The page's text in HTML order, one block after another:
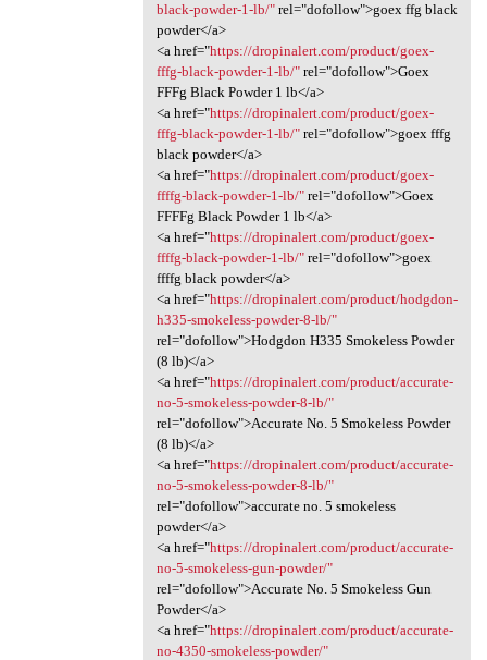
black-powder-1-lb/"rel="dofollow">goex ffg black
powder</a>
<a href="https://dropinalert.com/product/goex-
fffg-black-powder-1-lb/"rel="dofollow">Goex
FFFg Black Powder 1 lb</a>
<a href="https://dropinalert.com/product/goex-
fffg-black-powder-1-lb/"rel="dofollow">goex fffg
black powder</a>
<a href="https://dropinalert.com/product/goex-
ffffg-black-powder-1-lb/"rel="dofollow">Goex
FFFFg Black Powder 1 lb</a>
<a href="https://dropinalert.com/product/goex-
ffffg-black-powder-1-lb/"rel="dofollow">goex
ffffg black powder</a>
<a href="https://dropinalert.com/product/hodgdon-
h335-smokeless-powder-8-lb/"
rel="dofollow">Hodgdon H335 Smokeless Powder
(8 lb)</a>
<a href="https://dropinalert.com/product/accurate-
no-5-smokeless-powder-8-lb/"
rel="dofollow">Accurate No. 5 Smokeless Powder
(8 lb)</a>
<a href="https://dropinalert.com/product/accurate-
no-5-smokeless-powder-8-lb/"
rel="dofollow">accurate no. 5 smokeless
powder</a>
<a href="https://dropinalert.com/product/accurate-
no-5-smokeless-gun-powder/"
rel="dofollow">Accurate No. 5 Smokeless Gun
Powder</a>
<a href="https://dropinalert.com/product/accurate-
no-4350-smokeless-powder/"